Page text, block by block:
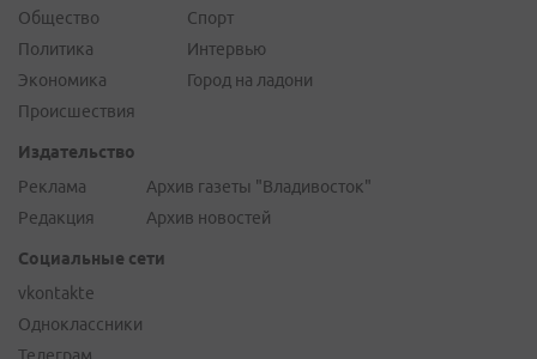
Общество
Политика
Экономика
Происшествия
Спорт
Интервью
Город на ладони
Издательство
Реклама
Редакция
Архив газеты "Владивосток"
Архив новостей
Социальные сети
vkontakte
Одноклассники